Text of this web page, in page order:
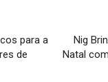
para a
de
Nig
Natal